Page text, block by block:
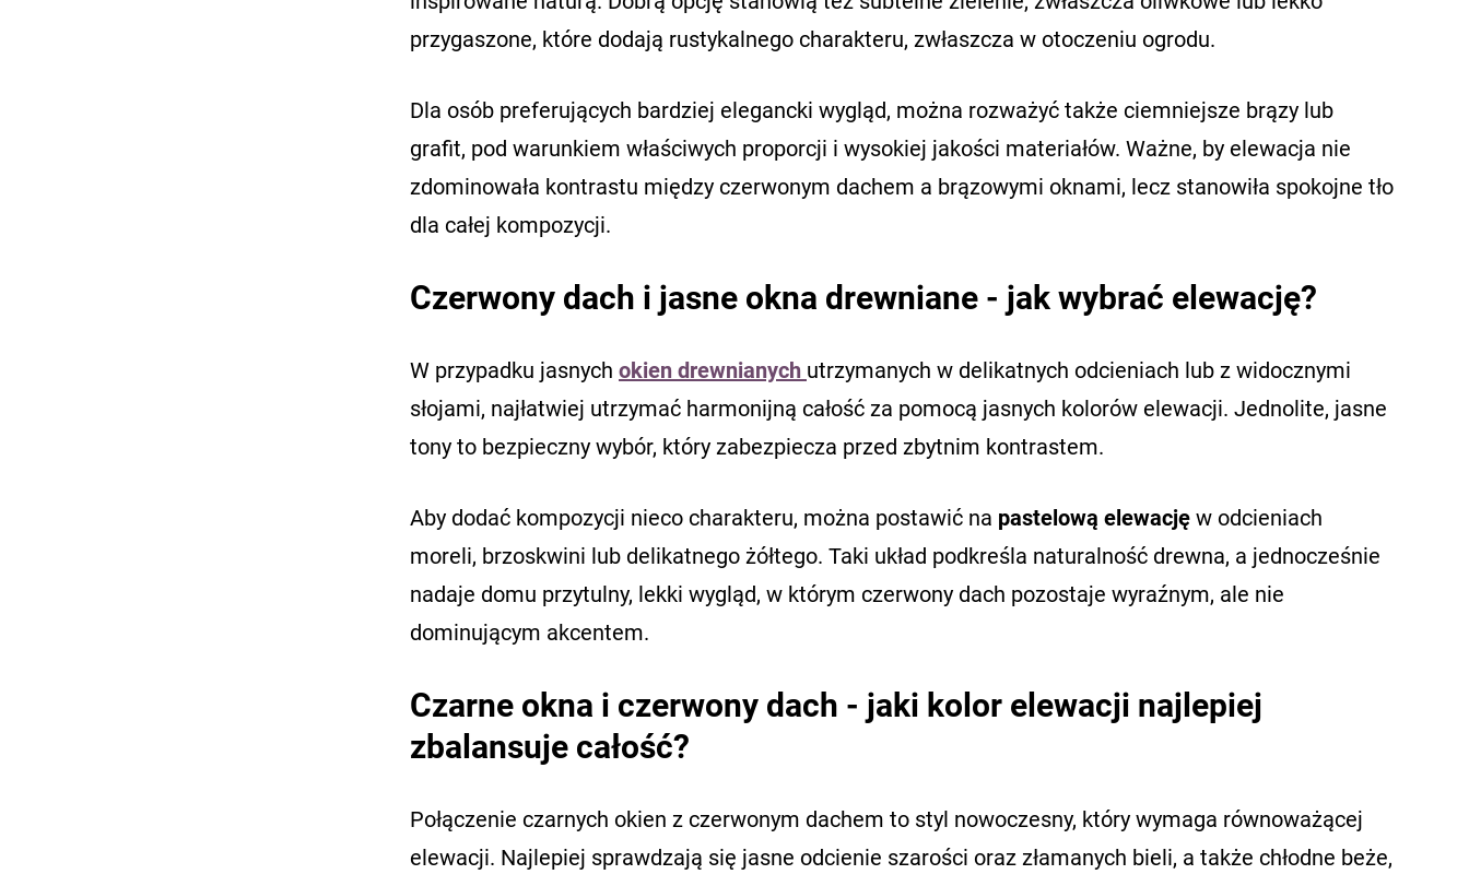
przygaszone, które dodają rustykalnego charakteru, zwłaszcza w otoczeniu ogrodu.
Dla osób preferujących bardziej elegancki wygląd, można rozważyć także ciemniejsze brązy lub
grafit, pod warunkiem właściwych proporcji i wysokiej jakości materiałów. Ważne, by elewacja nie
zdominowała kontrastu między czerwonym dachem a brązowymi oknami, lecz stanowiła spokojne tło
dla całej kompozycji.
Czerwony dach i jasne okna drewniane - jak wybrać elewację?
W przypadku jasnych okien drewnianych utrzymanych w delikatnych odcieniach lub z widocznymi
słojami, najłatwiej utrzymać harmonijną całość za pomocą jasnych kolorów elewacji. Jednolite, jasne
tony to bezpieczny wybór, który zabezpiecza przed zbytnim kontrastem.
Aby dodać kompozycji nieco charakteru, można postawić na pastelową elewację w odcieniach
moreli, brzoskwini lub delikatnego żółtego. Taki układ podkreśla naturalność drewna, a jednocześnie
nadaje domu przytulny, lekki wygląd, w którym czerwony dach pozostaje wyraźnym, ale nie
dominującym akcentem.
Czarne okna i czerwony dach - jaki kolor elewacji najlepiej
zbalansuje całość?
Połączenie czarnych okien z czerwonym dachem to styl nowoczesny, który wymaga równoważącej
elewacji. Najlepiej sprawdzają się jasne odcienie szarości oraz złamanych bieli, a także chłodne beże,